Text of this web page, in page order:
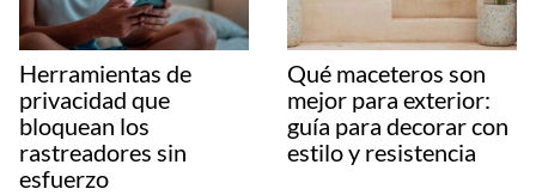
Herramientas de
privacidad que
bloquean los
rastreadores sin
esfuerzo
Qué maceteros son
mejor para exterior:
guía para decorar con
estilo y resistencia